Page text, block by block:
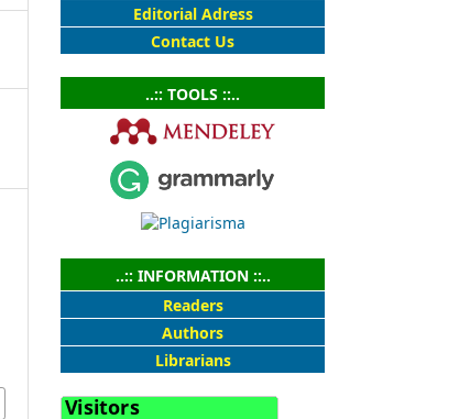
Editorial Adress
Contact Us
..:: TOOLS ::..
..:: INFORMATION ::..
Readers
Authors
Librarians